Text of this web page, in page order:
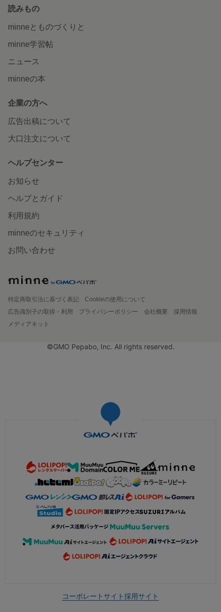
読みもの
minneとものづくりと
minne学習帖
ニュース
minneの本
企業の方へ
広告出稿について
大口注文について
ヘルプセンター
お知らせ
ヘルプとガイド
利用規約
minneのセキュリティ
お問い合わせ
特定商取引法に基づく表記
Cookieの使用について
広告識別子の取得・利用
プライバシーポリシー 会社概要
採用情報
メディアキット
©GMO Pepabo, Inc. All rights reserved.
コーポレートサイト採用サイト